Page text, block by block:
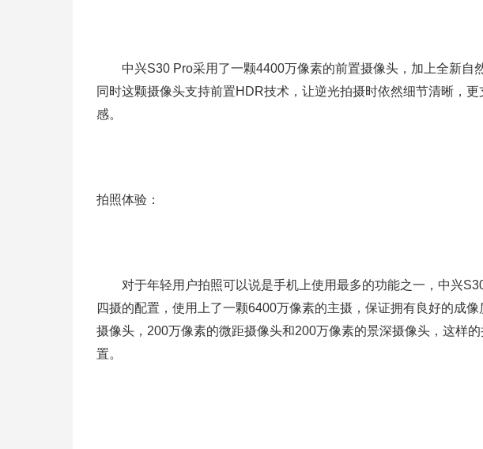
中兴S30 Pro采用了一颗4400万像素的前置摄像头，加上全新自
同时这颗摄像头支持前置HDR技术，让逆光拍摄时依然细节清晰，
感。
拍照体验：
对于年轻用户拍照可以说是手机上使用最多的功能之一，中兴
四摄的配置，使用上了一颗6400万像素的主摄，保证拥有良好的成
摄像头，200万像素的微距摄像头和200万像素的景深摄像头，这样
置。